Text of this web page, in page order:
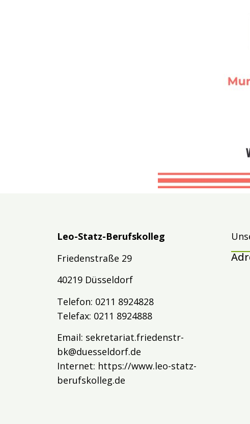
Leo-Statz-Berufskolleg
Friedenstraße 29
40219 Düsseldorf
Telefon: 0211 8924828
Telefax: 0211 8924888
Email: sekretariat.friedenstr-
bk@duesseldorf.de
Internet: https://www.leo-statz-
berufskolleg.de